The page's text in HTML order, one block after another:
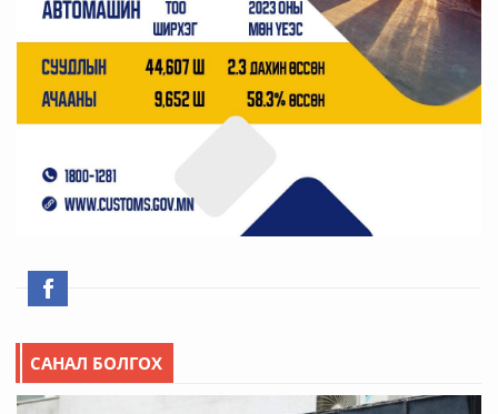
САНАЛ БОЛГОХ